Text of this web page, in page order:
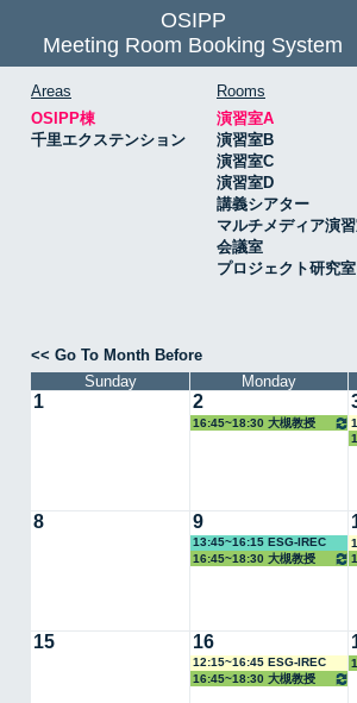
OSIPP
Meeting Room Booking System
Areas
OSIPP棟
千里エクステンション
Rooms
演習室A
演習室B
演習室C
演習室D
講義シアター
マルチメディア演
会議室
プロジェクト研究室
<< Go To Month Before
Sunday
Monday
1 2
16:45~18:30 大槻教授
8 9
13:45~16:15 ESG-IREC
16:45~18:30 大槻教授
15 16
12:15~16:45 ESG-IREC
16:45~18:30 大槻教授